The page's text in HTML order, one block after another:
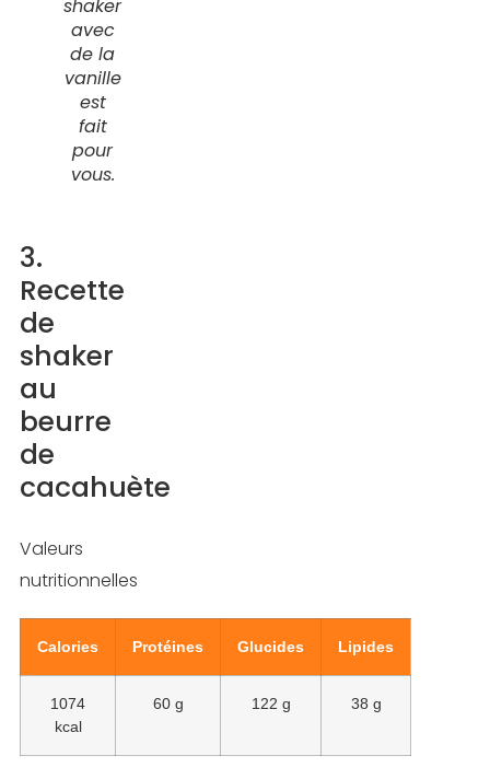
shaker
avec
de la
vanille
est
fait
pour
vous.
3.
Recette
de
shaker
au
beurre
de
cacahuète
Valeurs
nutritionnelles
Calories Protéines Glucides Lipides
1074
kcal
60 g 122 g 38 g